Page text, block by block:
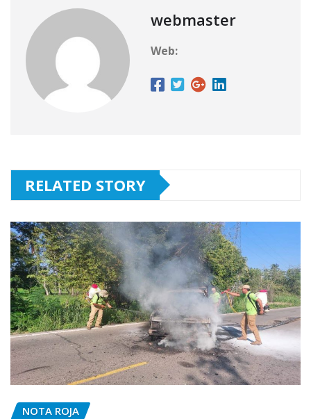
webmaster
Web:
RELATED STORY
NOTA ROJA